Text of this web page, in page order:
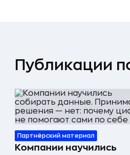
Публикации
Партнёрский материал
Компании научились